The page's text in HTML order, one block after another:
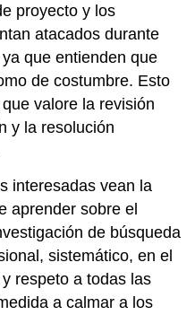
proyecto y los
atacados durante
que entienden que
de costumbre. Esto
valore la revisión
y la resolución
interesadas vean la
aprender sobre el
de búsqueda
sistemático, en el
respeto a todas las
a calmar a los